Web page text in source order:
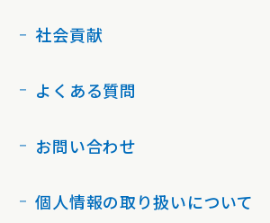
社会貢献
よくある質問
お問い合わせ
個人情報の取り扱いについて